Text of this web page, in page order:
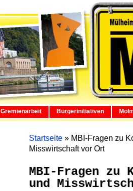
Gremienarbeit Bürgerinitiativen
Startseite » MBI-Fragen zu
Misswirtschaft vor Ort
MBI-Fragen zu
und